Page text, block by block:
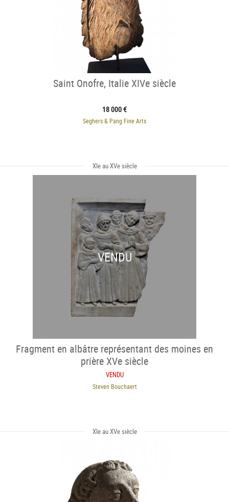
Saint Onofre, Italie XIVe siècle
18 000 €
Seghers & Pang Fine Arts
XIe au XVe siècle
VENDU
Fragment en albâtre représentant des moines en
prière XVe siècle
VENDU
Steven Bouchaert
XIe au XVe siècle